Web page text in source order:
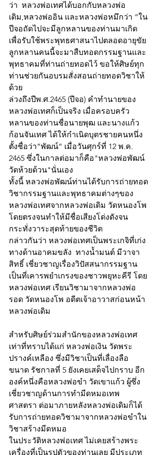
ว่า  หลวงพ่อเทศได้บอกกับหลวงพ่อ
เดิม,หลวงพ่ออิน และหลวงพ่อหมึกว่า “ใน
ปีจอถัดไปจะมีลูกหลานของท่านมาเกิด
เพื่อรับใช้พระพุทธศาสนาไปตลอดอายุขัย
ลูกหลานคนนี้จะมาสืบทอดกรรมฐานและ
พุทธาคมที่ท่านถ่ายทอดไว้ ขอให้ศิษย์ทุก
ท่านช่วยกันอบรมสั่งสอนถ่ายทอดวิชาให้
ด้วย
ล่วงถึงปีพ.ศ.2465 (ปีจอ) คำทำนายของ
หลวงพ่อเทศก็เป็นจริง เมื่อครอบครัว
หลานของท่านชื่อนายพุฒ และนางแก้ว
ก้อนจันเทศ ได้ให้กำเนิดบุตรชายคนหนึ่ง
ตั้งชื่อว่า”พัฒน์” เมื่อวันศุกร์ที่ 12 พ.ค.
2465 ซึ่งในกาลต่อมาก็คือ"หลวงพ่อพัฒน์
วัดห้วยด้วน"นั่นเอง
ทั้งนี้ หลวงพ่อพัฒน์ท่านได้รับการถ่ายทอด
วิชากรรมฐานและพุทธาคมต่างๆของ
หลวงพ่อเทศจากหลวงพ่อเดิม วัดหนองโพ
โดยตรงจนทำให้มีชื่อเสียงโด่งดังจน
กระทั่งวาระสุดท้ายของชีวิต
กล่าวกันว่า หลวงพ่อเทศเป็นพระเกจิที่เก่ง
ทางด้านอาคมขลัง  ทางน้ำมนต์ มีวาจา
สิทธิ์ เชี่ยวชาญเรื่องวิปัสสนากรรมฐาน
เป็นที่เคารพยำเกรงของชาวพยุหะคีรี โดย
หลวงพ่อเทศ เรียนวิชามาจากหลวงพ่อ
รอด วัดหนองโพ อดีตเจ้าอาวาสก่อนหน้า
หลวงพ่อเดิม
สำหรับศิษย์ร่วมสำนักของหลวงพ่อเทศ
เท่าที่ทราบได้แก่ หลวงพ่อเงิน วัดพระ
ปรางค์เหลือง ซึ่งมีวิชาเป็นที่เลื่องลือ
ขนาด รัชกาลที่ 5 ยังเคยเสด็จไปกราบ อีก
องค์หนึ่งคือหลวงพ่อขำ วัดเขาแก้ว ผู้ซึ่ง
เชี่ยวชาญด้านการทำมีดหมอเทพ
ศาสตรา ต่อมาภายหลังหลวงพ่อเดิมก็ได้
รับการถ่ายทอดวิชามาจากหลวงพ่อขำใน
วิชาสร้างมีดหมอ
ในประวัติหลวงพ่อเทศ ไม่เคยสร้างพระ
เครื่องที่เป็นรูปตัวของท่านเลย มีประเภท